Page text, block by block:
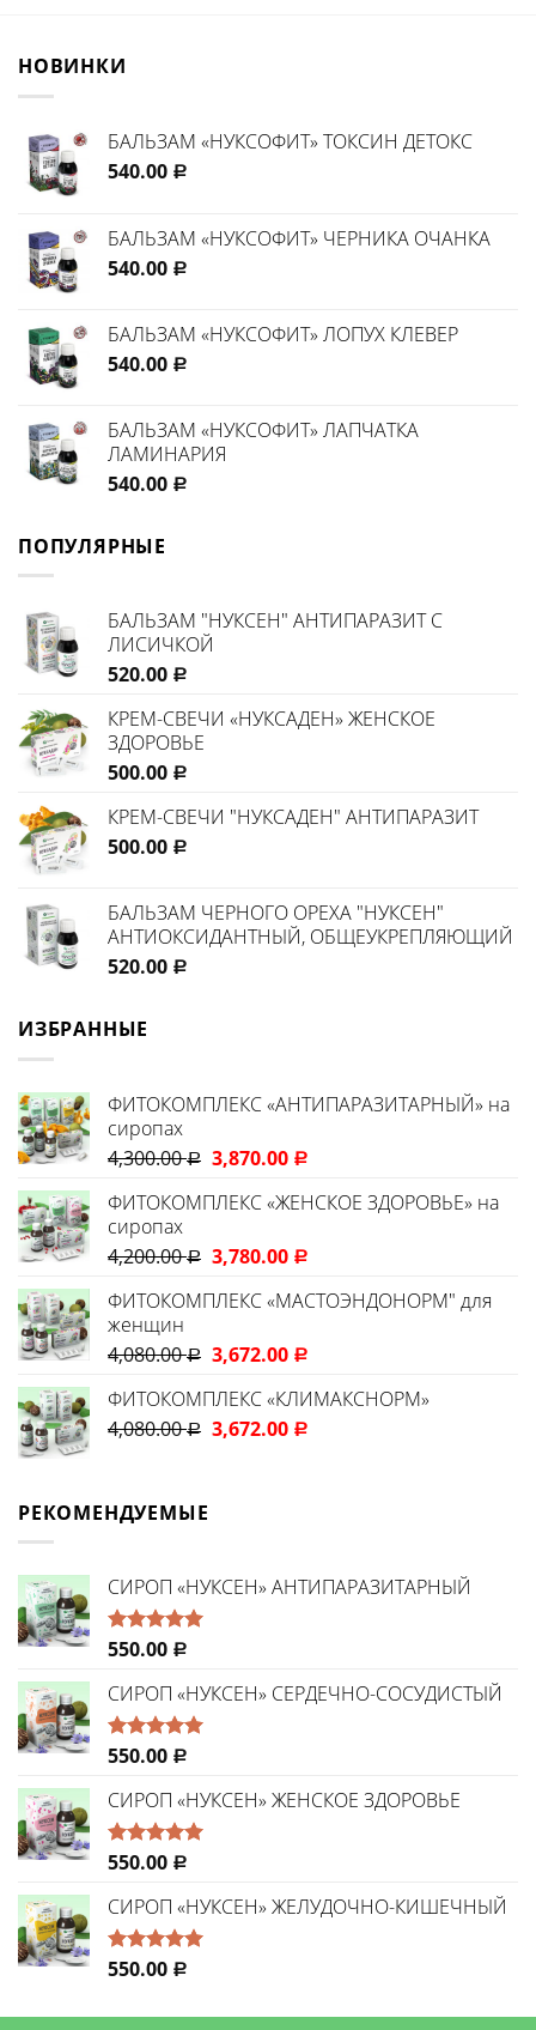
НОВИНКИ
БАЛЬЗАМ «НУКСОФИТ» ТОКСИН ДЕТОКС
540.00 Р
БАЛЬЗАМ «НУКСОФИТ» ЧЕРНИКА ОЧАНКА
540.00 Р
БАЛЬЗАМ «НУКСОФИТ» ЛОПУХ КЛЕВЕР
540.00 Р
БАЛЬЗАМ «НУКСОФИТ» ЛАПЧАТКА
ЛАМИНАРИЯ
540.00 Р
ПОПУЛЯРНЫЕ
БАЛЬЗАМ "НУКСЕН" АНТИПАРАЗИТ С
ЛИСИЧКОЙ
520.00 Р
КРЕМ-СВЕЧИ «НУКСАДЕН» ЖЕНСКОЕ
ЗДОРОВЬЕ
500.00 Р
КРЕМ-СВЕЧИ "НУКСАДЕН" АНТИПАРАЗИТ
500.00 Р
БАЛЬЗАМ ЧЕРНОГО ОРЕХА "НУКСЕН"
АНТИОКСИДАНТНЫЙ, ОБЩЕУКРЕПЛЯЮЩИЙ
520.00 Р
ИЗБРАННЫЕ
ФИТОКОМПЛЕКС «АНТИПАРАЗИТАРНЫЙ» на
сиропах
4,300.00Р 3,870.00 Р
ФИТОКОМПЛЕКС «ЖЕНСКОЕ ЗДОРОВЬЕ» на
сиропах
4,200.00Р 3,780.00 Р
ФИТОКОМПЛЕКС «МАСТОЭНДОНОРМ" для
женщин
4,080.00Р 3,672.00 Р
ФИТОКОМПЛЕКС «КЛИМАКСНОРМ»
4,080.00Р 3,672.00 Р
РЕКОМЕНДУЕМЫЕ
CИРОП «НУКСЕН» АНТИПАРАЗИТАРНЫЙ
Оценка
550.00 Р
СИРОП «НУКСЕН» СЕРДЕЧНО-СОСУДИСТЫЙ
Оценка
550.00 Р
СИРОП «НУКСЕН» ЖЕНСКОЕ ЗДОРОВЬЕ
Оценка
550.00 Р
СИРОП «НУКСЕН» ЖЕЛУДОЧНО-КИШЕЧНЫЙ
Оценка
550.00 Р